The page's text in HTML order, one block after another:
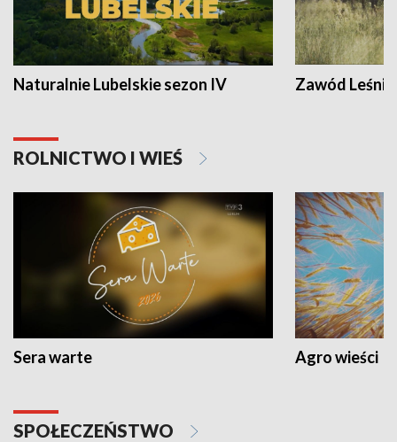
Naturalnie Lubelskie sezon IV Zawód Leśnik
ROLNICTWO I WIEŚ
Sera warte Agro wieści
SPOŁECZEŃSTWO